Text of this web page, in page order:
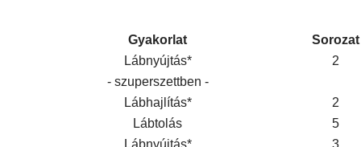
Gyakorlat
Sorozat
Lábnyújtás*
2
- szuperszettben -
Lábhajlítás*
2
Lábtolás
5